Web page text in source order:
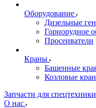
Оборудование
Дизельные
Горнорудное
Просеиватели
Краны
Башенные
Козловые
Запчасти для спецтехники
О нас